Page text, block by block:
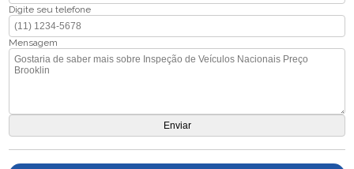
Digite seu telefone
Mensagem